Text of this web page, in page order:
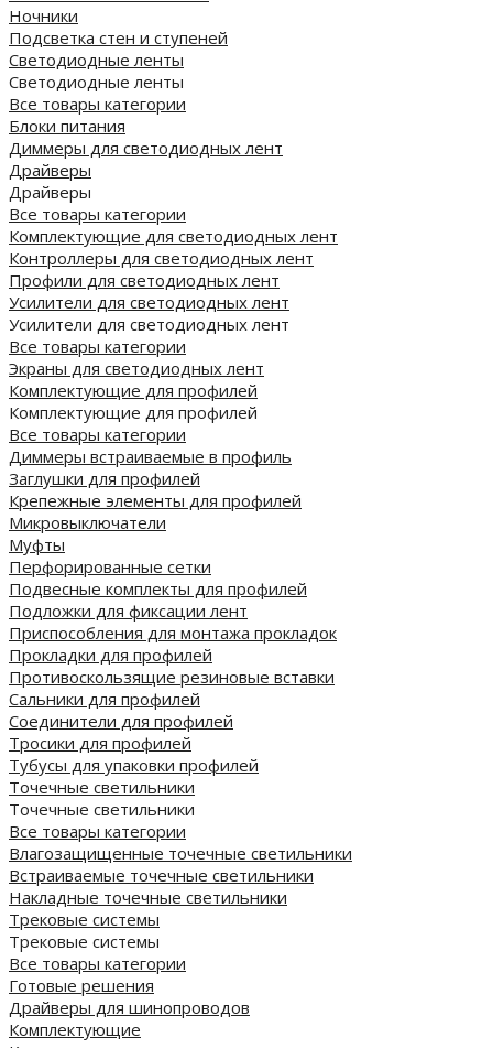
Ночники
Подсветка стен и ступеней
Светодиодные ленты
Светодиодные ленты
Все товары категории
Блоки питания
Диммеры для светодиодных лент
Драйверы
Драйверы
Все товары категории
Комплектующие для светодиодных лент
Контроллеры для светодиодных лент
Профили для светодиодных лент
Усилители для светодиодных лент
Усилители для светодиодных лент
Все товары категории
Экраны для светодиодных лент
Комплектующие для профилей
Комплектующие для профилей
Все товары категории
Диммеры встраиваемые в профиль
Заглушки для профилей
Крепежные элементы для профилей
Микровыключатели
Муфты
Перфорированные сетки
Подвесные комплекты для профилей
Подложки для фиксации лент
Приспособления для монтажа прокладок
Прокладки для профилей
Противоскользящие резиновые вставки
Сальники для профилей
Соединители для профилей
Тросики для профилей
Тубусы для упаковки профилей
Точечные светильники
Точечные светильники
Все товары категории
Влагозащищенные точечные светильники
Встраиваемые точечные светильники
Накладные точечные светильники
Трековые системы
Трековые системы
Все товары категории
Готовые решения
Драйверы для шинопроводов
Комплектующие